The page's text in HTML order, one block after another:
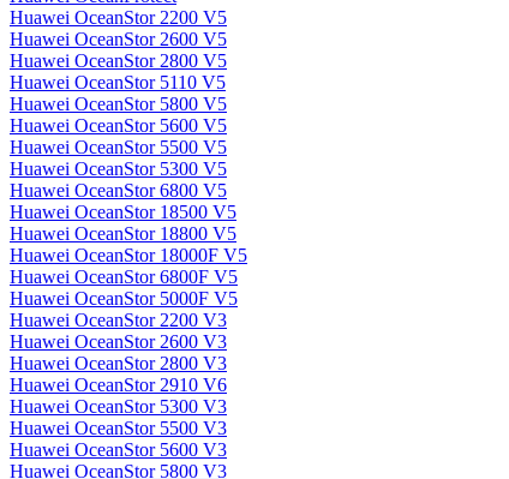
Huawei OceanStor 2200 V5
Huawei OceanStor 2600 V5
Huawei OceanStor 2800 V5
Huawei OceanStor 5110 V5
Huawei OceanStor 5800 V5
Huawei OceanStor 5600 V5
Huawei OceanStor 5500 V5
Huawei OceanStor 5300 V5
Huawei OceanStor 6800 V5
Huawei OceanStor 18500 V5
Huawei OceanStor 18800 V5
Huawei OceanStor 18000F V5
Huawei OceanStor 6800F V5
Huawei OceanStor 5000F V5
Huawei OceanStor 2200 V3
Huawei OceanStor 2600 V3
Huawei OceanStor 2800 V3
Huawei OceanStor 2910 V6
Huawei OceanStor 5300 V3
Huawei OceanStor 5500 V3
Huawei OceanStor 5600 V3
Huawei OceanStor 5800 V3